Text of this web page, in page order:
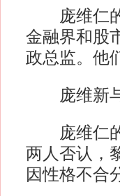
庞维仁的
金融界和股
政总监。他
庞维新
庞维仁的
两人否认，
因性格不合